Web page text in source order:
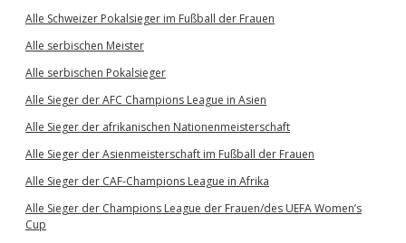
Alle Schweizer Pokalsieger im Fußball der Frauen
Alle serbischen Meister
Alle serbischen Pokalsieger
Alle Sieger der AFC Champions League in Asien
Alle Sieger der afrikanischen Nationenmeisterschaft
Alle Sieger der Asienmeisterschaft im Fußball der Frauen
Alle Sieger der CAF-Champions League in Afrika
Alle Sieger der Champions League der Frauen/des UEFA Women’s
Cup